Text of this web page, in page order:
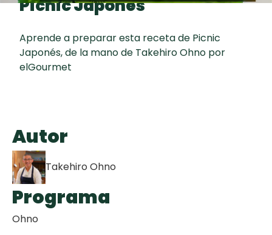
Galletas con
recetas
Picnic Japonés
Aprende a preparar esta receta de Picnic
Japonés, de la mano de Takehiro Ohno por
elGourmet
Autor
Takehiro Ohno
Programa
Ohno